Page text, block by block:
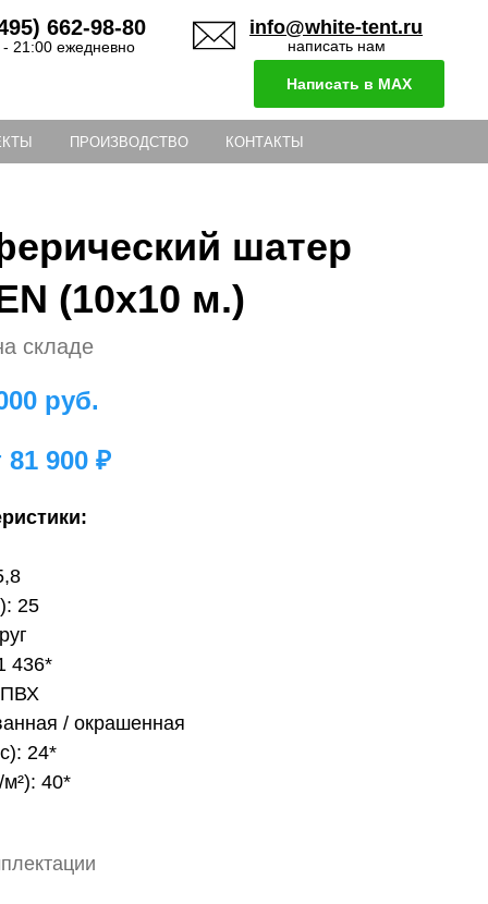
662-98-80
- 21:00 ежедневно
info@white-tent.ru
написать нам
Написать в MAX
ПРОИЗВОДСТВО КОНТАКТЫ
шатер
(10х10 м.)
складе
руб.
81 900 ₽
25
436*
ПВХ
/ окрашенная
24*
м²): 40*